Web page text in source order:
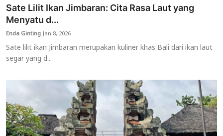
Sate Lilit Ikan Jimbaran: Cita Rasa Laut yang
Menyatu d...
Enda GintingJan 8, 2026
Sate lilit ikan Jimbaran merupakan kuliner khas Bali dari ikan laut
segar yang d...